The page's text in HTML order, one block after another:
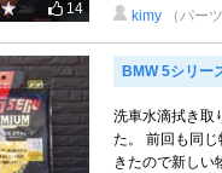
14 kimy （パー
BMW 5シリー
洗車水滴拭き取
た。 前回も同
きたので新しい